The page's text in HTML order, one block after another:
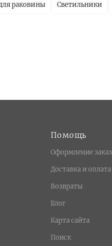
раковины Светильники
Помощь
Оформление
Доставка и оплата
Возвраты
Блог
Карта сайта
Поиск